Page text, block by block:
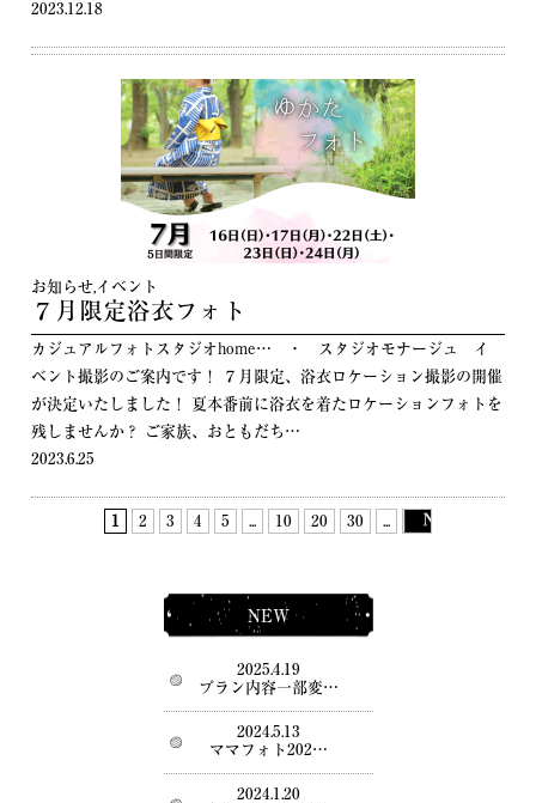
2023.12.18
お知らせ イベント
７月限定浴衣フォト
カジュアルフォトスタジオhome… ・ スタジオモナージュ イ
ベント撮影のご案内です！ ７月限定、浴衣ロケーション撮影の開催
が決定いたしました！ 夏本番前に浴衣を着たロケーションフォトを
残しませんか？ ご家族、おともだち…
2023.6.25
1 2 3 4 5 ... 10 20 30 ...
NEW
2025.4.19
プラン内容一部変…
2024.5.13
ママフォト202…
2024.1.20